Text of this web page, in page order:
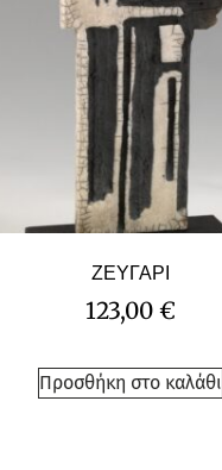
ΖΕΥΓΑΡΙ
123,00€
Προσθήκη στο καλάθι